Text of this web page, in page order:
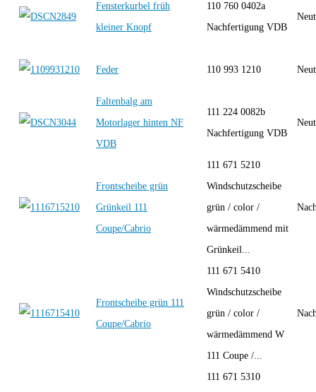
Fensterkurbel früh
kleiner Knopf
110 760 0402a
Nachfertigung VDB
Feder 110 993 1210
Faltenbalg am
Motorlager hinten NF
VDB
111 224 0082b
Nachfertigung VDB
Frontscheibe grün
Grünkeil 111
Coupe/Cabrio
111 671 5210
Windschutzscheibe
grün / color /
wärmedämmend mit
Grünkeil...
Frontscheibe grün 111
Coupe/Cabrio
111 671 5410
Windschutzscheibe
grün / color /
wärmedämmend W
111 Coupe /...
111 671 5310